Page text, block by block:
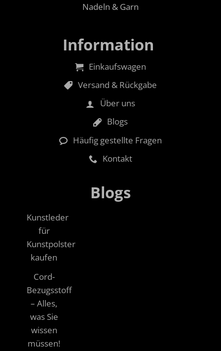
Nadeln & Garn
Information
Einkaufswagen
Versand & Rückgabe
Über uns
Blogs
Häufig gestellte Fragen
Kontakt
Blogs
Kunstleder
für
Kunstpolster
kaufen
Cord-
Bezugsstoff
– Alles,
was Sie
wissen
müssen!